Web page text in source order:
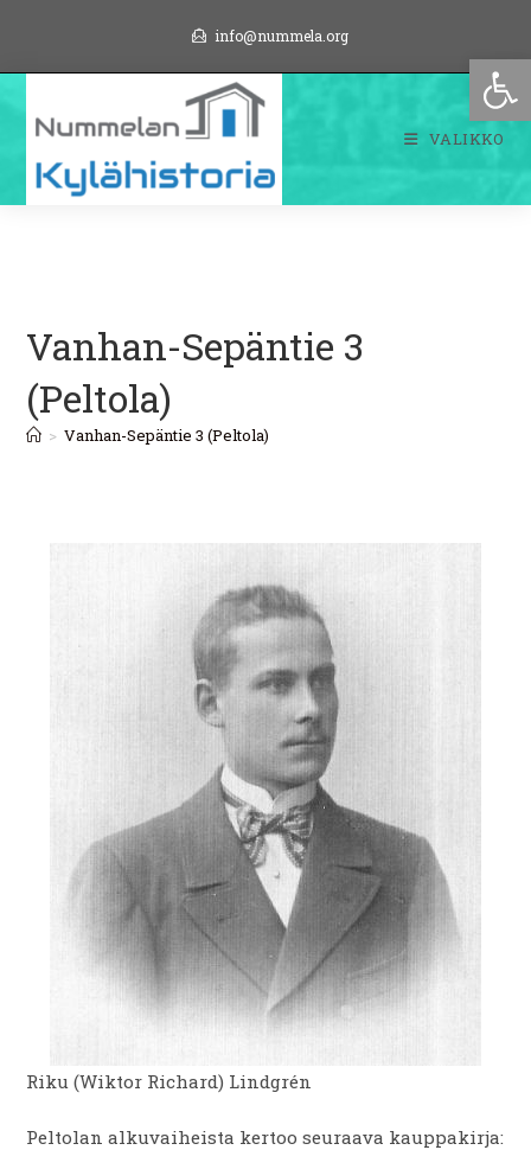
sisältöön
info@nummela.org
VALIKKO
Vanhan-Sepäntie 3
(Peltola)
> Vanhan-Sepäntie 3 (Peltola)
Riku (Wiktor Richard) Lindgrén
Peltolan alkuvaiheista kertoo seuraava kauppakirja: